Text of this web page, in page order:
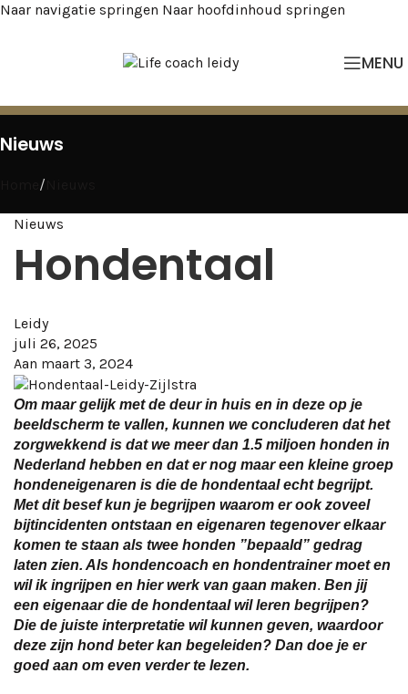
Naar navigatie springen Naar hoofdinhoud springen
MENU
Nieuws
/
Nieuws
Hondentaal
Leidy
juli 26, 2025
Aan maart 3, 2024
Om maar gelijk met de deur in huis en in deze op je
beeldscherm te vallen, kunnen we concluderen dat het
zorgwekkend is dat we meer dan 1.5 miljoen honden in
Nederland hebben en dat er nog maar een kleine groep
hondeneigenaren is die de hondentaal echt begrijpt.
Met dit besef kun je begrijpen waarom er ook zoveel
bijtincidenten ontstaan en eigenaren tegenover elkaar
komen te staan als twee honden ”bepaald” gedrag
laten zien. Als hondencoach en hondentrainer moet en
wil ik ingrijpen en hier werk van gaan maken. Ben jij
een eigenaar die de hondentaal wil leren begrijpen?
Die de juiste interpretatie wil kunnen geven, waardoor
deze zijn hond beter kan begeleiden? Dan doe je er
goed aan om even verder te lezen.